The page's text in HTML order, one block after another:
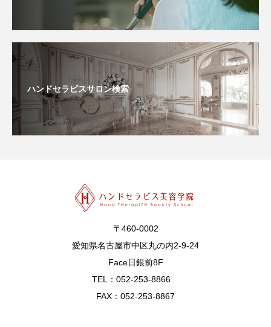
ハンドセラピスサロン検索
〒460-0002
愛知県名古屋市中区丸の内2-9-24
Face日銀前8F
TEL：052-253-8866
FAX：052-253-8867